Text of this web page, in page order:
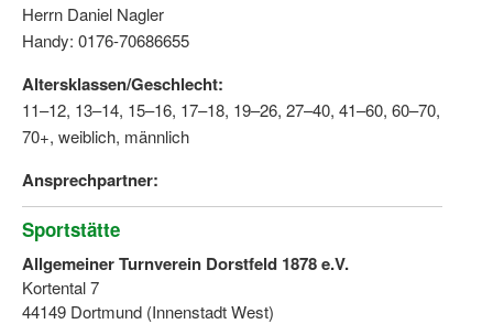
Herrn Daniel Nagler
Handy: 0176-70686655
Altersklassen/Geschlecht:
11–12, 13–14, 15–16, 17–18, 19–26, 27–40, 41–60, 60–70,
70+, weiblich, männlich
Ansprechpartner:
Sportstätte
Allgemeiner Turnverein Dorstfeld 1878 e.V.
Kortental 7
44149 Dortmund (Innenstadt West)